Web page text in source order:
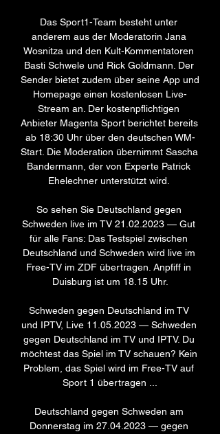
Das Sport1-Team besteht unter
anderem aus der Moderatorin Jana
Wosnitza und den Kult-Kommentatoren
Basti Schwele und Rick Goldmann. Der
Sender bietet zudem über seine App und
Homepage einen kostenlosen Live-
Stream an. Der kostenpflichtigen
Anbieter Magenta Sport berichtet bereits
ab 18:30 Uhr über den deutschen WM-
Start. Die Moderation übernimmt Sascha
Bandermann, der von Experte Patrick
Ehelechner unterstützt wird.
So sehen Sie Deutschland gegen
Schweden live im TV 21.02.2023 — Gut
für alle Fans: Das Testspiel zwischen
Deutschland und Schweden wird live im
Free-TV im ZDF übertragen. Anpfiff in
Duisburg ist um 18.15 Uhr.
Schweden gegen Deutschland im TV
und IPTV, Live 11.05.2023 — Schweden
gegen Deutschland im TV und IPTV. Du
möchtest das Spiel im TV schauen? Kein
Problem, das Spiel wird im Free-TV auf
Sport 1 übertragen ...
Deutschland gegen Schweden am
Donnerstag im 27.04.2023 — gegen